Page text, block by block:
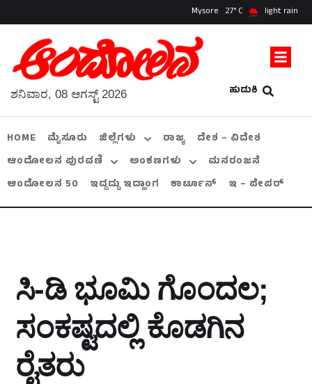
Mysore 27 light rain
ಹುಡುಕಿ
ಶನಿವಾರ, 08 ಆಗಸ್ಟ್ 2026
HOME ಮೈಸೂರು ಜಿಲ್ಲೆಗಳು ರಾಜ್ಯ
ದೇಶ – ವಿದೇಶ
ಆಂದೋಲನ ಪುರವಣಿ
ಅಂಕಣಗಳು
ಮನರಂಜನೆ
ಆಂದೋಲನ 50
ಇದ್ದದ್ದು ಇದ್ಹಾಂಗ ಕಾರ್ಟೂನ್ ಇ – ಪೇಪರ್
ಸಿ-ಡಿ ಭೂಮಿ ಗೊಂದಲ;
ಸಂಕಷ್ಟದಲ್ಲಿ ಕೊಡಗಿನ
ರೈತರು